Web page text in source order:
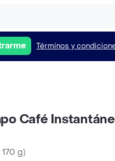
Términos y
Café
170 g)